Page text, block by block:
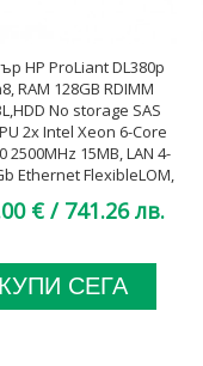
HP ProLiant DL380p
RAM 128GB RDIMM
No storage SAS
2x Intel Xeon 6-Core
2500MHz 15MB, LAN 4-
Ethernet FlexibleLOM,
€ / 741.26 лв.
КУПИ СЕГА